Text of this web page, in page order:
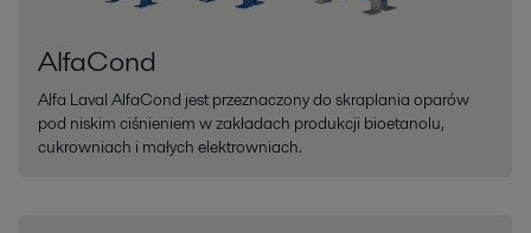
AlfaCond
Alfa Laval AlfaCond jest przeznaczony do skraplania oparów
pod niskim ciśnieniem w zakładach produkcji bioetanolu,
cukrowniach i małych elektrowniach.